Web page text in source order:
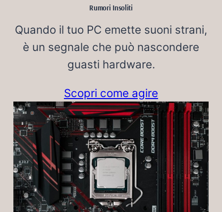
Rumori Insoliti
Quando il tuo PC emette suoni strani,
è un segnale che può nascondere
guasti hardware.
Scopri come agire